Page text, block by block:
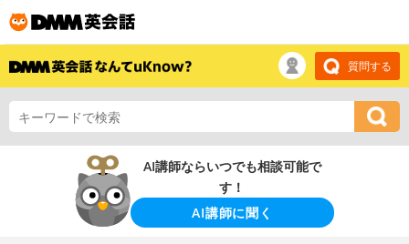
質問する
AI講師ならいつでも相談可能で
す！
AI講師に聞く